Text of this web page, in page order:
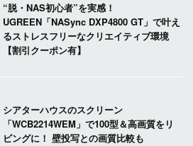
“脱・NAS初心者”を実感！
UGREEN「NASync DXP4800 GT」で叶え
るストレスフリーなクリエイティブ環境
【割引クーポン有】
シアターハウスのスクリーン
「WCB2214WEM」で100型＆高画質をリ
ビングに！ 壁投写との画質比較も